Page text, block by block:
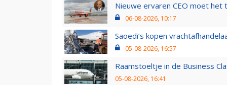
Nieuwe ervaren CEO moet het
06-08-2026, 10:17
Saoedi’s kopen
05-08-2026, 16:57
Raamstoeltje in de Business
05-08-2026, 16:41